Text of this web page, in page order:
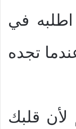
في
تجده
لأن قلبك